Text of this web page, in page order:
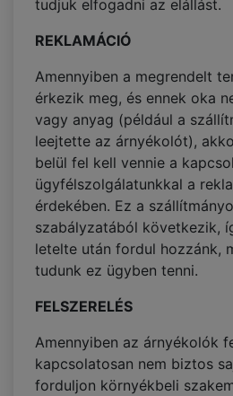
tudjuk elfogadni az elállást.
REKLAMÁCIÓ
Amennyiben a megrendelt
érkezik meg, és ennek oka
vagy anyag (például a
leejtette az árnyékolót),
belül fel kell vennie a
ügyfélszolgálatunkkal a
érdekében. Ez a
szabályzatából következik,
letelte után fordul hozzánk,
tudunk ez ügyben tenni.
FELSZERELÉS
Amennyiben az árnyékolók
kapcsolatosan nem biztos
forduljon környékbeli